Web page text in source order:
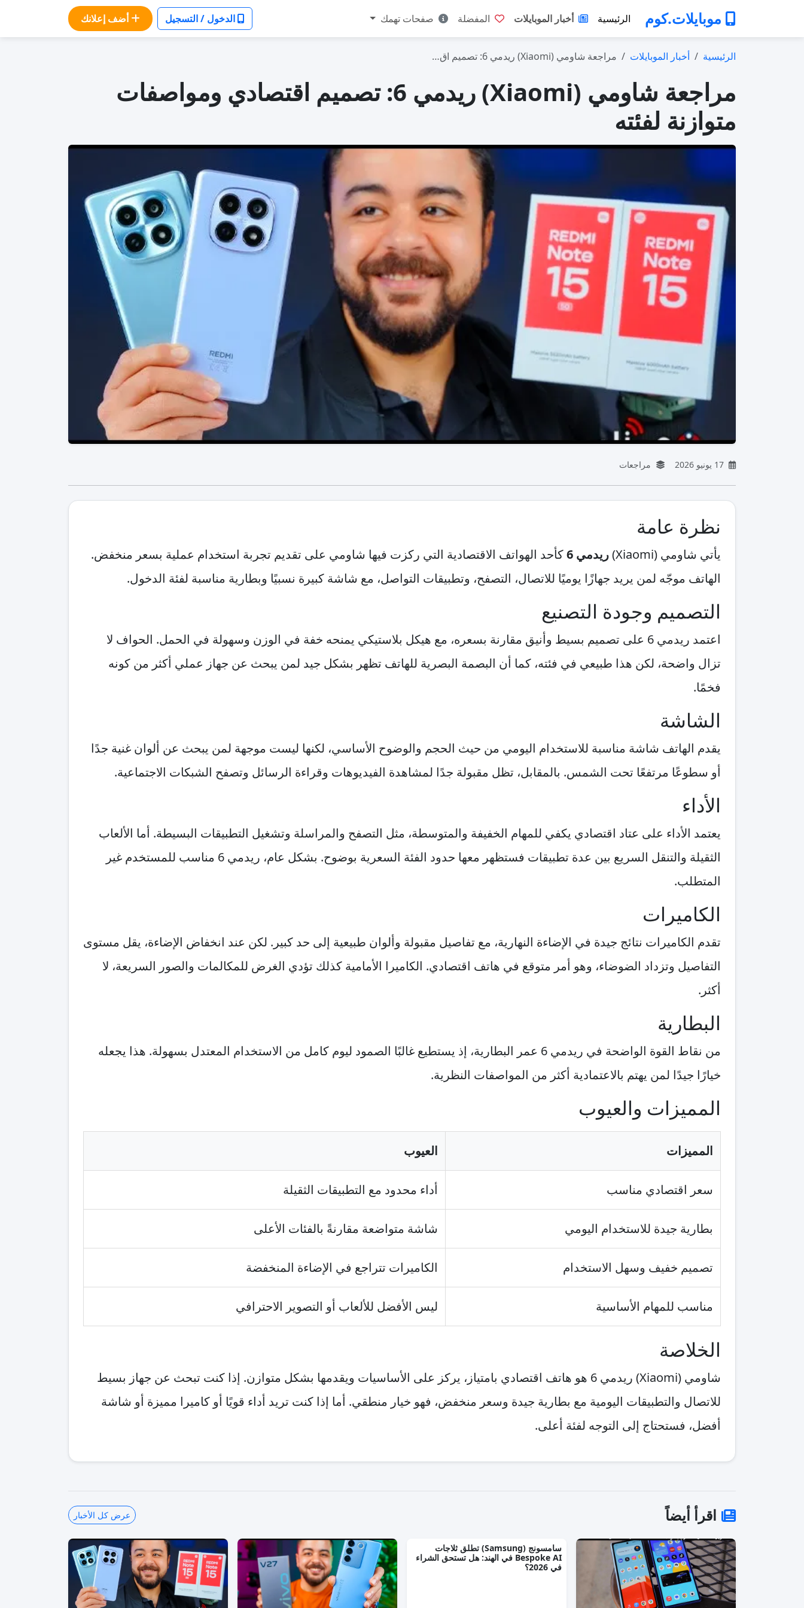
موبايلات.كوم الرئيسية أخبار الموبايلات المفضلة صفحات تهمك الدخول / التسجيل أضف إعلانك
الرئيسية أخبار الموبايلات مراجعة شاومي (Xiaomi) ريدمي 6: تصميم اق…
مراجعة شاومي (Xiaomi) ريدمي 6: تصميم اقتصادي ومواصفات
متوازنة لفئته
مراجعات
نظرة عامة
يأتي شاومي (Xiaomi) ريدمي 6
كأحد الهواتف الاقتصادية التي ركزت فيها شاومي على تقديم تجربة استخدام عملية بسعر منخفض.
الهاتف موجّه لمن يريد جهازًا يوميًا للاتصال، التصفح، وتطبيقات التواصل، مع شاشة كبيرة نسبيًا وبطارية مناسبة لفئة الدخول.
التصميم وجودة التصنيع
اعتمد ريدمي 6 على تصميم بسيط وأنيق مقارنة بسعره، مع هيكل بلاستيكي يمنحه خفة في الوزن وسهولة في الحمل. الحواف لا
تزال واضحة، لكن هذا طبيعي في فئته، كما أن البصمة البصرية للهاتف تظهر بشكل جيد لمن يبحث عن جهاز عملي أكثر من كونه
فخمًا.
الشاشة
يقدم الهاتف شاشة مناسبة للاستخدام اليومي من حيث الحجم والوضوح الأساسي، لكنها ليست موجهة لمن يبحث عن ألوان غنية جدًا
أو سطوعًا مرتفعًا تحت الشمس. بالمقابل، تظل مقبولة جدًا لمشاهدة الفيديوهات وقراءة الرسائل وتصفح الشبكات الاجتماعية.
الأداء
يعتمد الأداء على عتاد اقتصادي يكفي للمهام الخفيفة والمتوسطة، مثل التصفح والمراسلة وتشغيل التطبيقات البسيطة. أما الألعاب
الثقيلة والتنقل السريع بين عدة تطبيقات فستظهر معها حدود الفئة السعرية بوضوح. بشكل عام، ريدمي 6 مناسب للمستخدم غير
المتطلب.
الكاميرات
تقدم الكاميرات نتائج جيدة في الإضاءة النهارية، مع تفاصيل مقبولة وألوان طبيعية إلى حد كبير. لكن عند انخفاض الإضاءة، يقل مستوى
التفاصيل وتزداد الضوضاء، وهو أمر متوقع في هاتف اقتصادي. الكاميرا الأمامية كذلك تؤدي الغرض للمكالمات والصور السريعة، لا
أكثر.
البطارية
من نقاط القوة الواضحة في ريدمي 6 عمر البطارية، إذ يستطيع غالبًا الصمود ليوم كامل من الاستخدام المعتدل بسهولة. هذا يجعله
خيارًا جيدًا لمن يهتم بالاعتمادية أكثر من المواصفات النظرية.
المميزات والعيوب
المميزات العيوب
سعر اقتصادي مناسب أداء محدود مع التطبيقات الثقيلة
بطارية جيدة للاستخدام اليومي شاشة متواضعة مقارنةً بالفئات الأعلى
تصميم خفيف وسهل الاستخدام الكاميرات تتراجع في الإضاءة المنخفضة
مناسب للمهام الأساسية ليس الأفضل للألعاب أو التصوير الاحترافي
الخلاصة
شاومي (Xiaomi) ريدمي 6 هو هاتف اقتصادي بامتياز، يركز على الأساسيات ويقدمها بشكل متوازن. إذا كنت تبحث عن جهاز بسيط
للاتصال والتطبيقات اليومية مع بطارية جيدة وسعر منخفض، فهو خيار منطقي. أما إذا كنت تريد أداء قويًا أو كاميرا مميزة أو شاشة
أفضل، فستحتاج إلى التوجه لفئة أعلى.
اقرأ أيضاً عرض كل الأخبار
سامسونج (Samsung) تطلق ثلاجات
Bespoke AI في الهند: هل تستحق الشراء
في 2026؟